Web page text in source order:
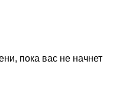
пока вас не начнет